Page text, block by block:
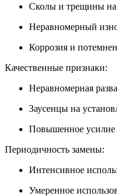
Сколы и трещины на
Неравномерный
Коррозия и
Качественные признаки:
Неравномерная
Заусенцы на
Повышенное усилие
Периодичность замены:
Интенсивное
Умеренное